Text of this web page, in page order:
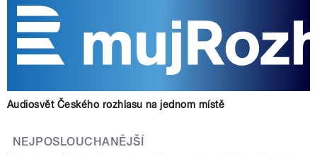
Audiosvět Českého rozhlasu na jednom místě
NEJPOSLOUCHANĚJŠÍ